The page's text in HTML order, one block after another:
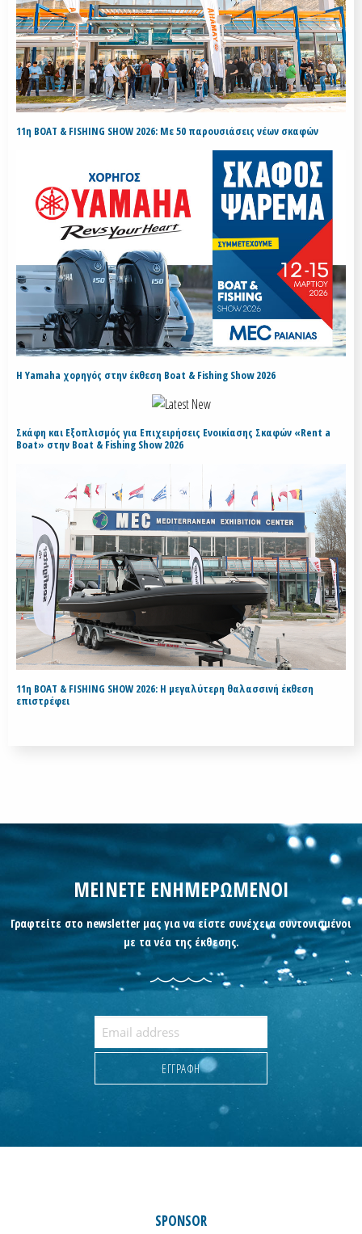
11η BOAT & FISHING SHOW 2026: Με 50 παρουσιάσεις νέων σκαφών
H Yamaha χορηγός στην έκθεση Boat & Fishing Show 2026
Σκάφη και Εξοπλισμός για Επιχειρήσεις Ενοικίασης Σκαφών «Rent a
Boat» στην Boat & Fishing Show 2026
11η BOAT & FISHING SHOW 2026: Η μεγαλύτερη θαλασσινή έκθεση
επιστρέφει
ΜΕΙΝΕΤΕ ΕΝΗΜΕΡΩΜΕΝΟΙ
Γραφτείτε στο newsletter μας για να είστε συνέχεια συντονισμένοι
με τα νέα της έκθεσης.
SPONSOR